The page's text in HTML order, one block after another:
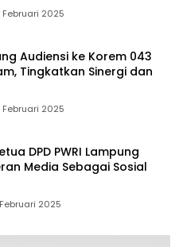
Februari 2025
Audiensi ke Korem 043
Tingkatkan Sinergi dan
Februari 2025
DPD PWRI Lampung
Media Sebagai Sosial
2025